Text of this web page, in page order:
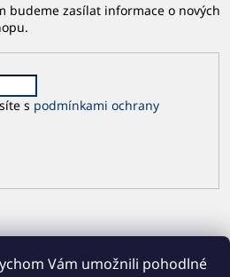
Vám umožnili pohodlné
budeme zasílat informace o nových
s podmínkami ochrany